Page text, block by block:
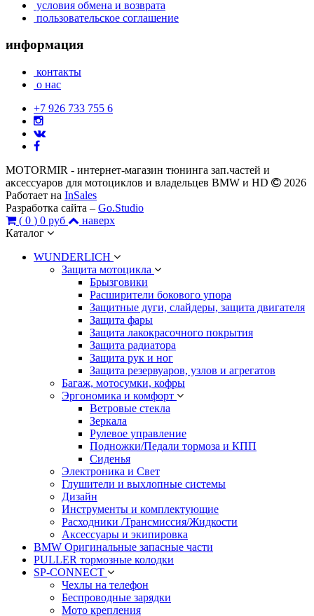
условия обмена и возврата
пользовательское соглашение
информация
контакты
о нас
+7 926 733 755 6
MOTORMIR - интернет-магазин тюнинга зап.частей и
аксессуаров для мотоциклов и владельцев BMW и HD
2026
Работает на InSales
Разработка сайта – Go.Studio
( 0 ) 0 руб
наверх
Каталог
WUNDERLICH
Защита мотоцикла
Брызговики
Расширители бокового упора
Защитные дуги, слайдеры, защита двигателя
Защита фары
Защита лакокрасочного покрытия
Защита радиатора
Защита рук и ног
Защита резервуаров, узлов и агрегатов
Багаж, мотосумки, кофры
Эргономика и комфорт
Ветровые стекла
Зеркала
Рулевое управление
Подножки/Педали тормоза и КПП
Сиденья
Электроника и Свет
Глушители и выхлопные системы
Дизайн
Инструменты и комплектующие
Расходники /Трансмиссия/Жидкости
Аксессуары и экипировка
BMW Оригинальные запасные части
PULLER тормозные колодки
SP-CONNECT
Чехлы на телефон
Беспроводные зарядки
Мото крепления